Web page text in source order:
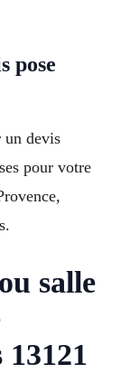
pose
un devis
pour votre
salle